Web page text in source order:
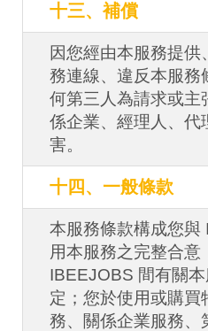
十三、補償
因您經由本服務提
務連線、違反本服務
何第三人為請求或主
係企業、經理人、代
害。
十四、一般條款
本服務條款構成您與
用本服務之完整合意
IBEEJOBS 間有關
定；您於使用或購買
務、關係企業服務、